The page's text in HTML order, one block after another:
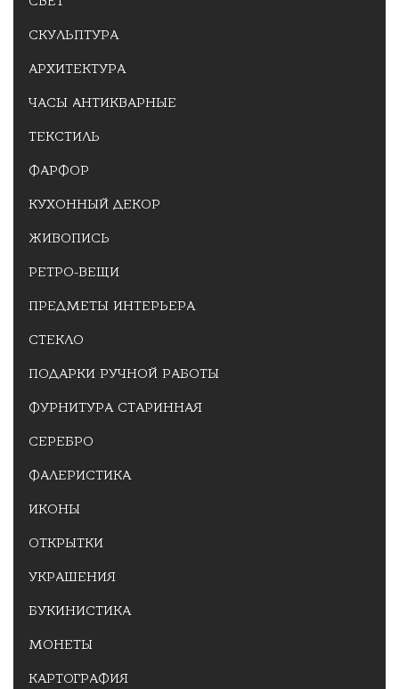
СКУЛЬПТУРА
АРХИТЕКТУРА
ЧАСЫ АНТИКВАРНЫЕ
ТЕКСТИЛЬ
ФАРФОР
КУХОННЫЙ ДЕКОР
ЖИВОПИСЬ
РЕТРО-ВЕЩИ
ПРЕДМЕТЫ ИНТЕРЬЕРА
СТЕКЛО
ПОДАРКИ РУЧНОЙ РАБОТЫ
ФУРНИТУРА СТАРИННАЯ
СЕРЕБРО
ФАЛЕРИСТИКА
ИКОНЫ
ОТКРЫТКИ
УКРАШЕНИЯ
БУКИНИСТИКА
МОНЕТЫ
КАРТОГРАФИЯ